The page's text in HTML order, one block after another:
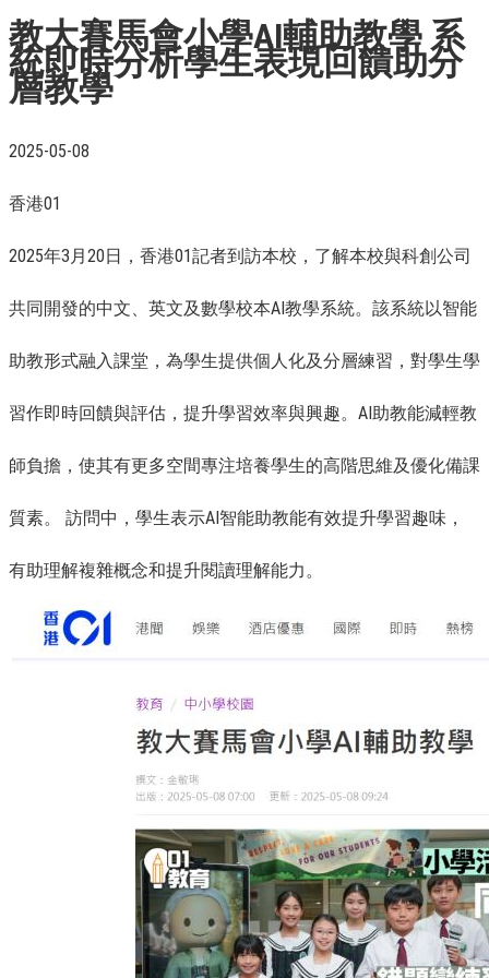
教大賽馬會小學AI輔助教學 系
統即時分析學生表現回饋助分
層教學
2025-05-08
香港01
2025年3月20日，香港01記者到訪本校，了解本校與科創公司
共同開發的中文、英文及數學校本AI教學系統。該系統以智能
助教形式融入課堂，為學生提供個人化及分層練習，對學生學
習作即時回饋與評估，提升學習效率與興趣。AI助教能減輕教
師負擔，使其有更多空間專注培養學生的高階思維及優化備課
質素。 訪問中，學生表示AI智能助教能有效提升學習趣味，
有助理解複雜概念和提升閱讀理解能力。